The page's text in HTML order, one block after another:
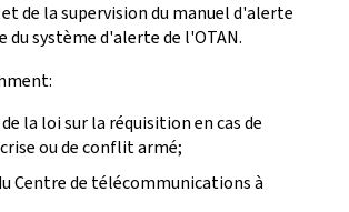
de la supervision du manuel d'alerte
du système d'alerte de l'OTAN.
la loi sur la réquisition en cas de
ou de conflit armé;
Centre de télécommunications à